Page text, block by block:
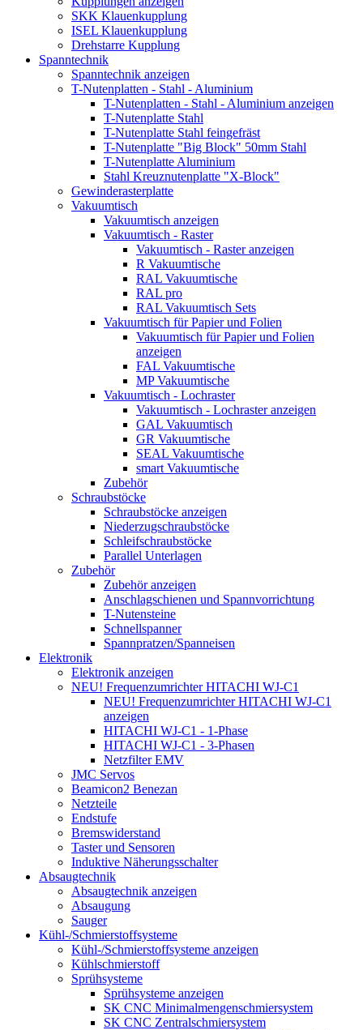
SKK Klauenkupplung
ISEL Klauenkupplung
Drehstarre Kupplung
Spanntechnik
Spanntechnik anzeigen
T-Nutenplatten - Stahl - Aluminium
T-Nutenplatten - Stahl - Aluminium anzeigen
T-Nutenplatte Stahl
T-Nutenplatte Stahl feingefräst
T-Nutenplatte "Big Block" 50mm Stahl
T-Nutenplatte Aluminium
Stahl Kreuznutenplatte "X-Block"
Gewinderasterplatte
Vakuumtisch
Vakuumtisch anzeigen
Vakuumtisch - Raster
Vakuumtisch - Raster anzeigen
R Vakuumtische
RAL Vakuumtische
RAL pro
RAL Vakuumtisch Sets
Vakuumtisch für Papier und Folien
Vakuumtisch für Papier und Folien
anzeigen
FAL Vakuumtische
MP Vakuumtische
Vakuumtisch - Lochraster
Vakuumtisch - Lochraster anzeigen
GAL Vakuumtisch
GR Vakuumtische
SEAL Vakuumtische
smart Vakuumtische
Zubehör
Schraubstöcke
Schraubstöcke anzeigen
Niederzugschraubstöcke
Schleifschraubstöcke
Parallel Unterlagen
Zubehör
Zubehör anzeigen
Anschlagschienen und Spannvorrichtung
T-Nutensteine
Schnellspanner
Spannpratzen/Spanneisen
Elektronik
Elektronik anzeigen
NEU! Frequenzumrichter HITACHI WJ-C1
NEU! Frequenzumrichter HITACHI WJ-C1
anzeigen
HITACHI WJ-C1 - 1-Phase
HITACHI WJ-C1 - 3-Phasen
Netzfilter EMV
JMC Servos
Beamicon2 Benezan
Netzteile
Endstufe
Bremswiderstand
Taster und Sensoren
Induktive Näherungsschalter
Absaugtechnik
Absaugtechnik anzeigen
Absaugung
Sauger
Kühl-/Schmierstoffsysteme
Kühl-/Schmierstoffsysteme anzeigen
Kühlschmierstoff
Sprühsysteme
Sprühsysteme anzeigen
SK CNC Minimalmengenschmiersystem
SK CNC Zentralschmiersystem